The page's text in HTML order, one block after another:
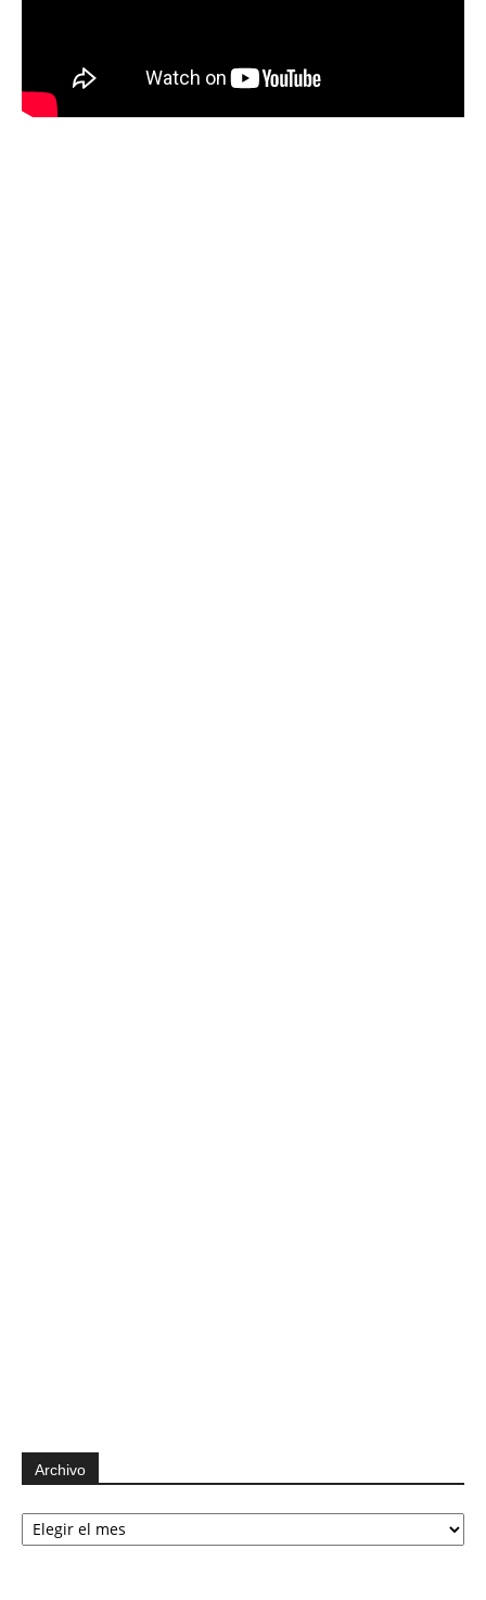
Archivo
Archivo